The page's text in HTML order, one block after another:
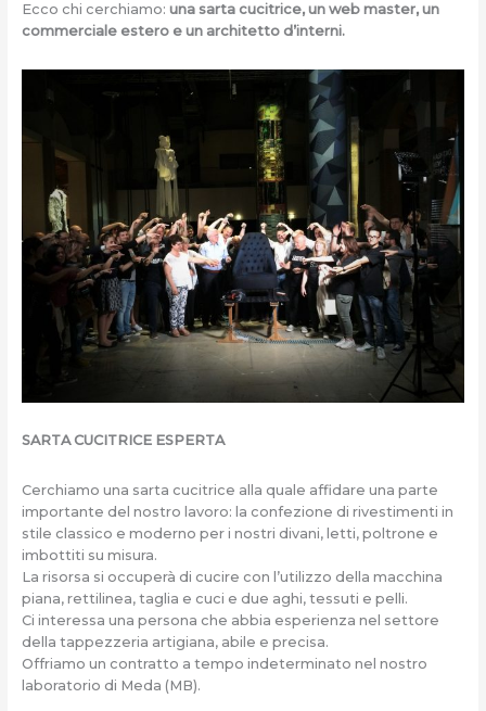
Ecco chi cerchiamo: una sarta cucitrice, un web master, un
commerciale estero e un architetto d’interni.
SARTA CUCITRICE ESPERTA
Cerchiamo una sarta cucitrice alla quale affidare una parte
importante del nostro lavoro: la confezione di rivestimenti in
stile classico e moderno per i nostri divani, letti, poltrone e
imbottiti su misura.
La risorsa si occuperà di cucire con l’utilizzo della macchina
piana, rettilinea, taglia e cuci e due aghi, tessuti e pelli.
Ci interessa una persona che abbia esperienza nel settore
della tappezzeria artigiana, abile e precisa.
Offriamo un contratto a tempo indeterminato nel nostro
laboratorio di Meda (MB).